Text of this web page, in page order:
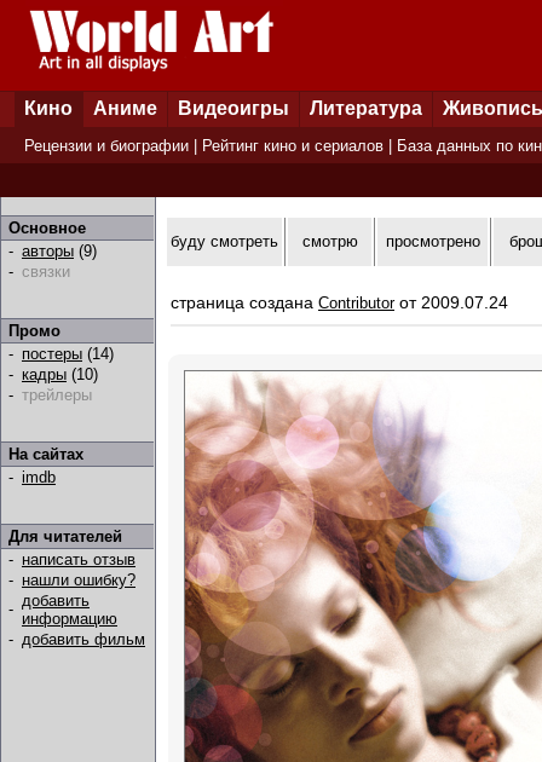
Кино Аниме Видеоигры Литература Живопись
Рецензии и биографии Рейтинг кино и сериалов База данных по
Основное
- авторы (9)
- связки
Промо
- постеры (14)
- кадры (10)
- трейлеры
На сайтах
- imdb
Для читателей
- написать отзыв
- нашли ошибку?
- добавить
информацию
- добавить фильм
буду смотреть смотрю просмотрено
страница создана Contributorот 2009.07.24